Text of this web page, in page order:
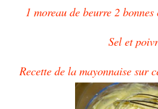
1 moreau de beurre 2
Sel et
Recette de la mayonnaise sur